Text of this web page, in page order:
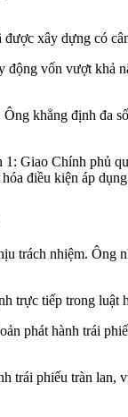
xây dựng có
vốn vượt khả
khẳng định đa
Giao Chính phủ
điều kiện áp
trách nhiệm. Ông
trực tiếp trong luật
phát hành trái
trái phiếu tràn lan,